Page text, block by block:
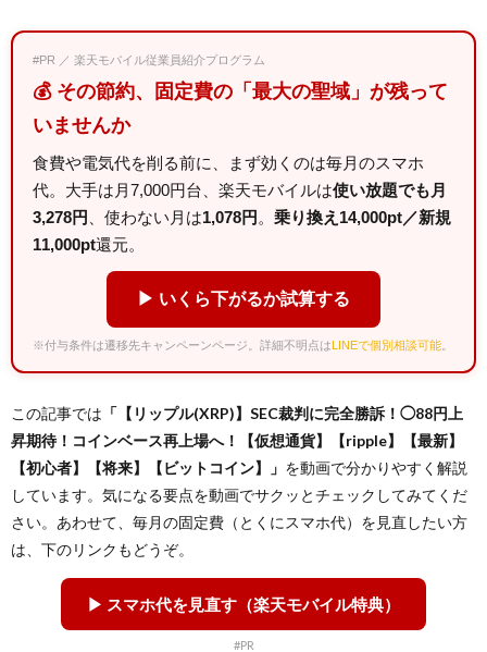
#PR ／ 楽天モバイル従業員紹介プログラム
💰 その節約、固定費の「最大の聖域」が残って
いませんか
食費や電気代を削る前に、まず効くのは毎月のスマホ
代。大手は月7,000円台、楽天モバイルは使い放題でも月
3,278円
、使わない月は1,078円 。 乗り換え14,000pt／新規
11,000pt還元。
▶ いくら下がるか試算する
※付与条件は遷移先キャンペーンページ。詳細不明点はLINEで個別相談可能
この記事では 「【リップル(XRP)】SEC裁判に完全勝訴！◯88円上
昇期待！コインベース再上場へ！【仮想通貨】【ripple】【最新】
【初心者】【将来】【ビットコイン】」 を動画で分かりやすく解説
しています。気になる要点を動画でサクッとチェックしてみてくだ
さい。あわせて、毎月の固定費（とくにスマホ代）を見直したい方
は、下のリンクもどうぞ。
▶ スマホ代を見直す（楽天モバイル特典）
#PR